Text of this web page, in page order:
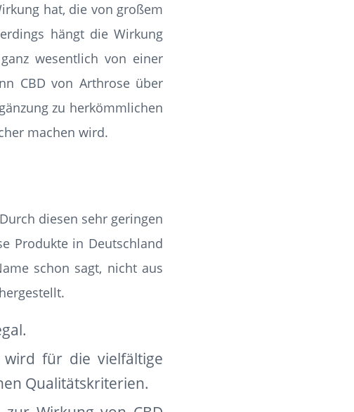
hat, die von großem
hängt die Wirkung
wesentlich von einer
CBD von Arthrose über
zu herkömmlichen
machen wird.
diesen sehr geringen
Produkte in Deutschland
schon sagt, nicht aus
wird für die vielfältige
Qualitätskriterien.